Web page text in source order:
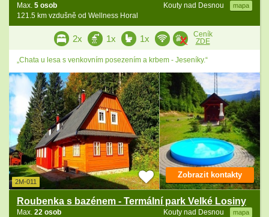
Kouty nad Desnou mapa
Max. 5 osob
121.5 km vzdušně od Wellness Horal
2x 1x 1x
Ceník
ZDE
„Chata u lesa s venkovním posezením a krbem - Jeseníky.“
2M-011
Roubenka s bazénem - Termální park Velké Losiny
Kouty nad Desnou mapa
Max. 22 osob
Zobrazit kontakty